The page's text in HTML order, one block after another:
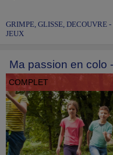
GRIMPE, GLISSE, DECOUVRE
JEUX
Ma passion en colo
COMPLET